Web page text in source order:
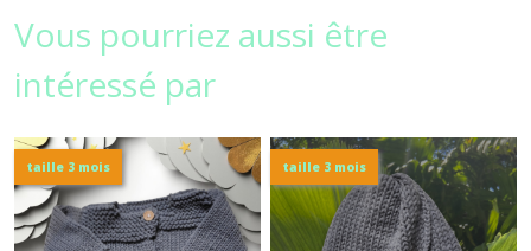
Vous pourriez aussi être
intéressé par
taille 3 mois taille 3 mois